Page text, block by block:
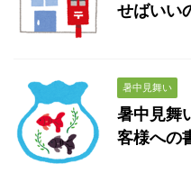
せばいい
暑中見舞い
暑中見舞
客様への